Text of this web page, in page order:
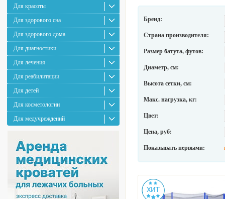
Для красоты
Для здорового сна
Для здорового дома
Для диагностики
Для лечения
Для реабилитации
Для детей
Для косметологии
Для медучреждений
Бренд:
Страна производителя:
Размер батута, футов:
Диаметр, см:
Высота сетки, см:
Макс. нагрузка, кг:
Цвет:
Цена, руб:
Показывать первыми: